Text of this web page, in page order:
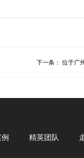
下一条： 位于广
精英团队